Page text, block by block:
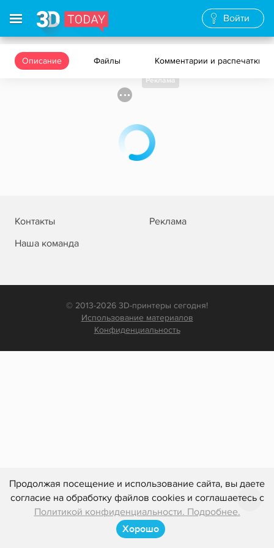
Продолжая посещение и использование сайта, вы даете
согласие на обработку файлов cookies и соглашаетесь с
Политикой конфиденциальности. Подробнее.
Хорошо
Войти
Описание Файлы Комментарии и распечатки
Реклама
Контакты
Реклама
Наша команда
© 2013-2026 3D-принтеры сегодня!
Использование материалов
Конфиденциальность